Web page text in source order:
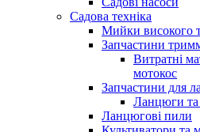
Садова техніка
Мийки високого
Запчастини
Витратні
мотокос
Запчастини для
Ланцюги
Ланцюгові пили